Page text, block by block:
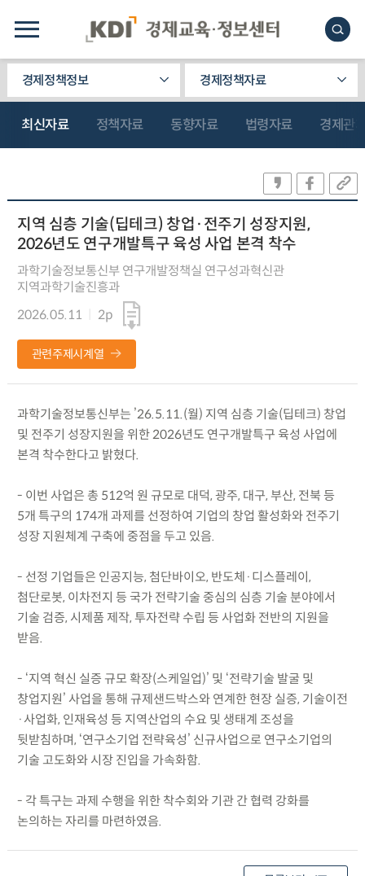
경제정책정보 경제정책자료
최신자료 정책자료 동향자료 법령자료 경제관
지역 심층 기술(딥테크) 창업·전주기 성장지원,
2026년도 연구개발특구 육성 사업 본격 착수
과학기술정보통신부 연구개발정책실 연구성과혁신관
지역과학기술진흥과
2026.05.11
2p
관련주제시계열
과학기술정보통신부는 ’26.5.11.(월) 지역 심층 기술(딥테크) 창업
및 전주기 성장지원을 위한 2026년도 연구개발특구 육성 사업에
본격 착수한다고 밝혔다.
- 이번 사업은 총 512억 원 규모로 대덕, 광주, 대구, 부산, 전북 등
5개 특구의 174개 과제를 선정하여 기업의 창업 활성화와 전주기
성장 지원체계 구축에 중점을 두고 있음.
- 선정 기업들은 인공지능, 첨단바이오, 반도체·디스플레이,
첨단로봇, 이차전지 등 국가 전략기술 중심의 심층 기술 분야에서
기술 검증, 시제품 제작, 투자전략 수립 등 사업화 전반의 지원을
받음.
- ‘지역 혁신 실증 규모 확장(스케일업)’ 및 ‘전략기술 발굴 및
창업지원’ 사업을 통해 규제샌드박스와 연계한 현장 실증, 기술이전
·사업화, 인재육성 등 지역산업의 수요 및 생태계 조성을
뒷받침하며, ‘연구소기업 전략육성’ 신규사업으로 연구소기업의
기술 고도화와 시장 진입을 가속화함.
- 각 특구는 과제 수행을 위한 착수회와 기관 간 협력 강화를
논의하는 자리를 마련하였음.